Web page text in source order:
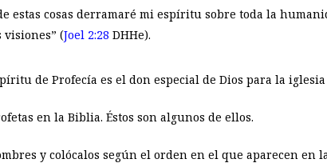
estas cosas derramaré mi espíritu sobre toda la
visiones” (Joel 2:28 DHHe).
de Profecía es el don especial de Dios para la
en la Biblia. Éstos son algunos de ellos.
y colócalos según el orden en el que aparecen en